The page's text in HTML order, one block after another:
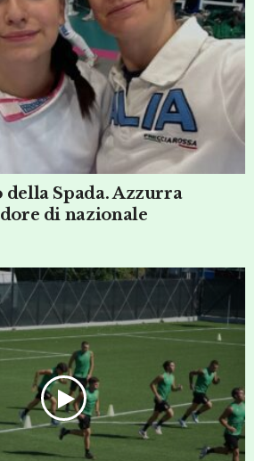
serie D: Ternana nel
e bolognesi, le altre
F con marchigiane,